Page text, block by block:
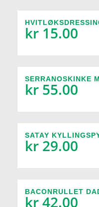
kr15.00
SERRANOSKINKE
kr55.00
SATAY
kr29.00
BACONRULLET
kr42.00